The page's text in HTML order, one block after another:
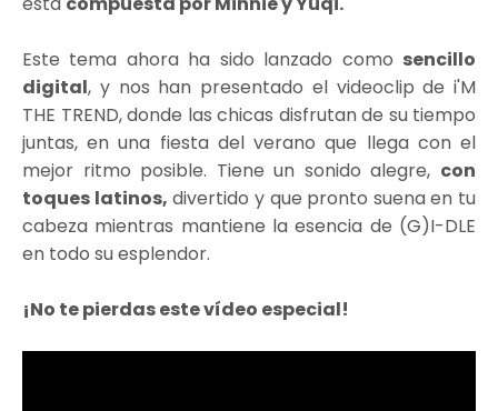
Este tema ahora ha sido lanzado como sencillo
digital, y nos han presentado el videoclip de i'M
THE TREND, donde las chicas disfrutan de su tiempo
juntas, en una fiesta del verano que llega con el
mejor ritmo posible. Tiene un sonido alegre, con
toques latinos, divertido y que pronto suena en tu
cabeza mientras mantiene la esencia de (G)I-DLE
en todo su esplendor.
¡No te pierdas este vídeo especial!